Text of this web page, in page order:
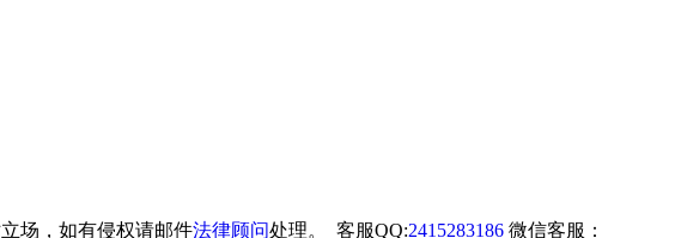
场，如有侵权请邮件法律顾问处理。 客服QQ:2415283186 微信客服：